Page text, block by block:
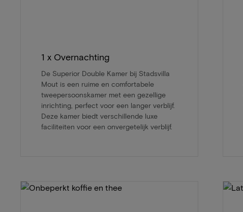
1 x Overnachting
De Superior Double Kamer bij Stadsvilla
Mout is een ruime en comfortabele
tweepersoonskamer met een gezellige
inrichting, perfect voor een langer verblijf.
Deze kamer biedt verschillende luxe
faciliteiten voor een onvergetelijk verblijf.